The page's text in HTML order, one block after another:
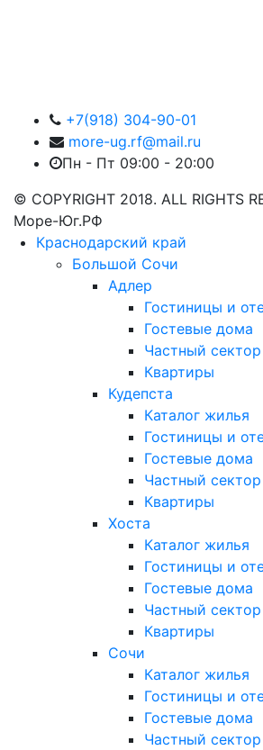
+7(918) 304-90-01
more-ug.rf@mail.ru
Пн - Пт 09:00 - 20:00
© COPYRIGHT 2018. ALL RIGHTS
Море-Юг.РФ
Краснодарский край
Большой Сочи
Адлер
Гостиницы и
Гостевые дома
Частный сектор
Квартиры
Кудепста
Каталог жилья
Гостиницы и
Гостевые дома
Частный сектор
Квартиры
Хоста
Каталог жилья
Гостиницы и
Гостевые дома
Частный сектор
Квартиры
Сочи
Каталог жилья
Гостиницы и
Гостевые дома
Частный сектор